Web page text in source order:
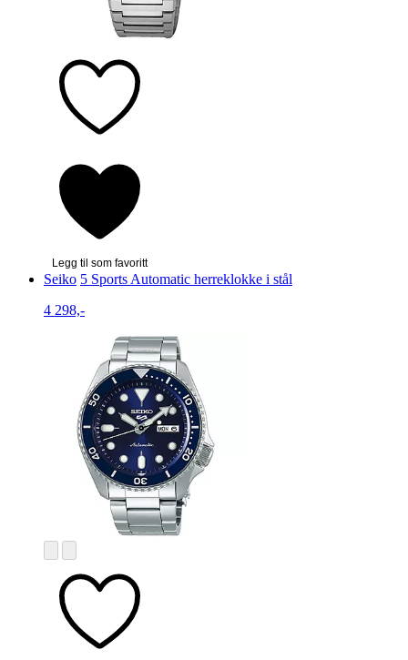
Legg til som favoritt
Seiko 5 Sports Automatic herreklokke i stål
4 298,-